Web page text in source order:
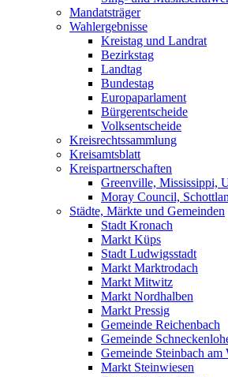
Mandatsträger
Wahlergebnisse
Kreistag und Landrat
Bezirkstag
Landtag
Bundestag
Europaparlament
Bürgerentscheide
Volksentscheide
Kreisrechtssammlung
Kreisamtsblatt
Kreispartnerschaften
Greenville, Mississippi,
Moray Council,
Städte, Märkte und Gemeinden
Stadt Kronach
Markt Küps
Stadt Ludwigsstadt
Markt Marktrodach
Markt Mitwitz
Markt Nordhalben
Markt Pressig
Gemeinde Reichenbach
Gemeinde
Gemeinde Steinbach am
Markt Steinwiesen